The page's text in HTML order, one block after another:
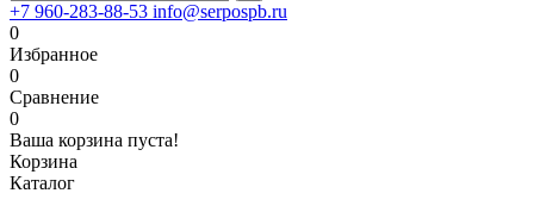
+7 960-283-88-53 info@serpospb.ru
0
Избранное
0
Сравнение
0
Ваша корзина пуста!
Корзина
Каталог